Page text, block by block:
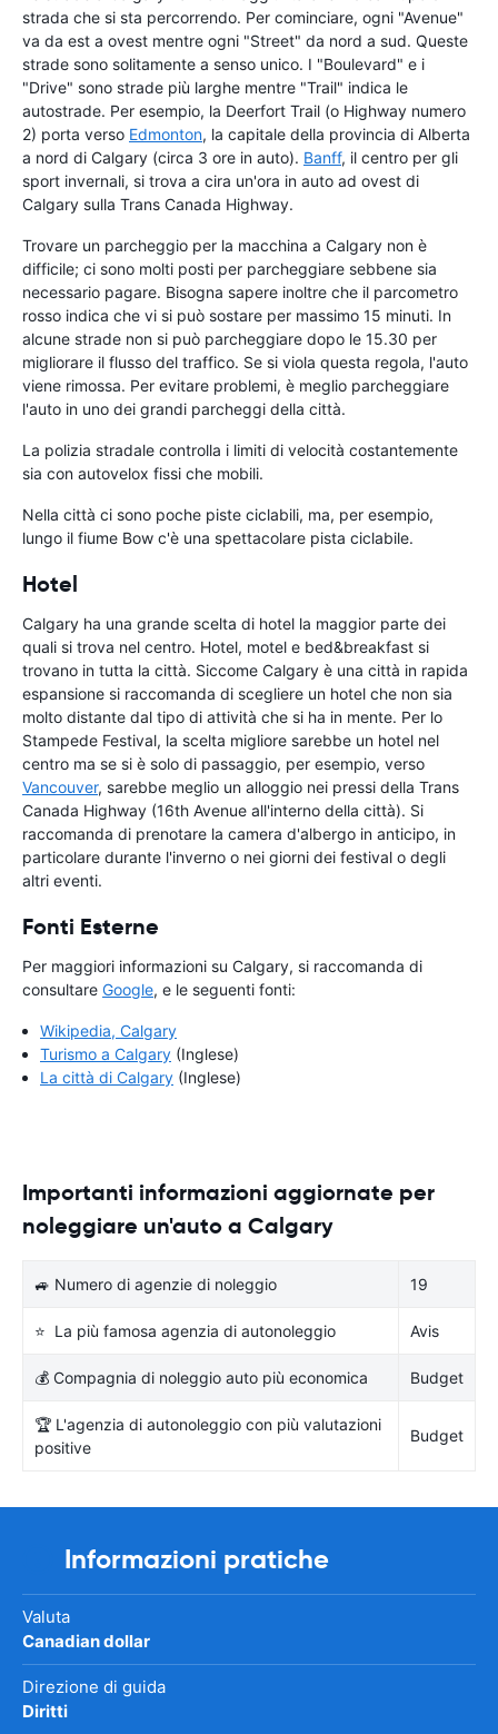
strada che si sta percorrendo. Per cominciare, ogni "Avenue"
va da est a ovest mentre ogni "Street" da nord a sud. Queste
strade sono solitamente a senso unico. I "Boulevard" e i
"Drive" sono strade più larghe mentre "Trail" indica le
autostrade. Per esempio, la Deerfort Trail (o Highway numero
2) porta verso Edmonton, la capitale della provincia di Alberta
a nord di Calgary (circa 3 ore in auto). Banff, il centro per gli
sport invernali, si trova a cira un'ora in auto ad ovest di
Calgary sulla Trans Canada Highway.
Trovare un parcheggio per la macchina a Calgary non è
difficile; ci sono molti posti per parcheggiare sebbene sia
necessario pagare. Bisogna sapere inoltre che il parcometro
rosso indica che vi si può sostare per massimo 15 minuti. In
alcune strade non si può parcheggiare dopo le 15.30 per
migliorare il flusso del traffico. Se si viola questa regola, l'auto
viene rimossa. Per evitare problemi, è meglio parcheggiare
l'auto in uno dei grandi parcheggi della città.
La polizia stradale controlla i limiti di velocità costantemente
sia con autovelox fissi che mobili.
Nella città ci sono poche piste ciclabili, ma, per esempio,
lungo il fiume Bow c'è una spettacolare pista ciclabile.
Hotel
Calgary ha una grande scelta di hotel la maggior parte dei
quali si trova nel centro. Hotel, motel e bed&breakfast si
trovano in tutta la città. Siccome Calgary è una città in rapida
espansione si raccomanda di scegliere un hotel che non sia
molto distante dal tipo di attività che si ha in mente. Per lo
Stampede Festival, la scelta migliore sarebbe un hotel nel
centro ma se si è solo di passaggio, per esempio, verso
Vancouver, sarebbe meglio un alloggio nei pressi della Trans
Canada Highway (16th Avenue all'interno della città). Si
raccomanda di prenotare la camera d'albergo in anticipo, in
particolare durante l'inverno o nei giorni dei festival o degli
altri eventi.
Fonti Esterne
Per maggiori informazioni su Calgary, si raccomanda di
consultare Google, e le seguenti fonti:
Wikipedia, Calgary
Turismo a Calgary (Inglese)
La città di Calgary (Inglese)
Importanti informazioni aggiornate per
noleggiare un'auto a Calgary
🚙 Numero di agenzie di noleggio 19
⭐ La più famosa agenzia di autonoleggio Avis
💰 Compagnia di noleggio auto più economica Budget
🏆 L'agenzia di autonoleggio con più valutazioni
positive
Budget
Informazioni pratiche
Valuta
Canadian dollar
Direzione di guida
Diritti